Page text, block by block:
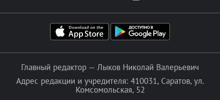
Главный редактор — Лыков Николай Валерьевич
Адрес редакции и учредителя: 410031, Саратов, ул.
Комсомольская, 52